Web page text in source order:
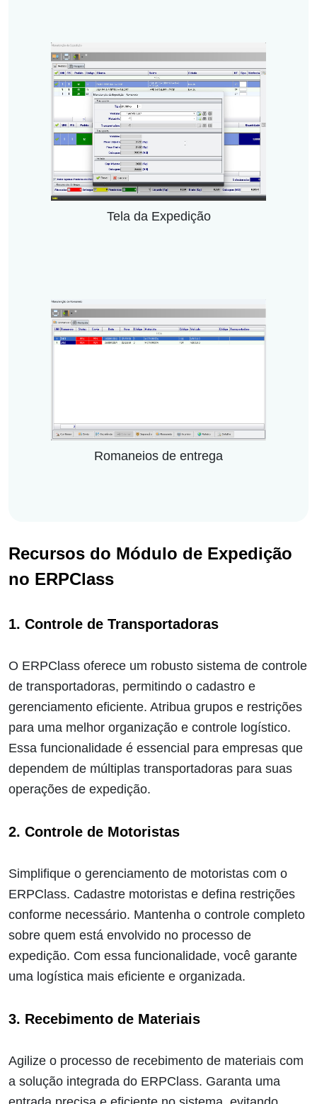
Tela da Expedição
Romaneios de entrega
Recursos do Módulo de Expedição
no ERPClass
1. Controle de Transportadoras
O ERPClass oferece um robusto sistema de controle
de transportadoras, permitindo o cadastro e
gerenciamento eficiente. Atribua grupos e restrições
para uma melhor organização e controle logístico.
Essa funcionalidade é essencial para empresas que
dependem de múltiplas transportadoras para suas
operações de expedição.
2. Controle de Motoristas
Simplifique o gerenciamento de motoristas com o
ERPClass. Cadastre motoristas e defina restrições
conforme necessário. Mantenha o controle completo
sobre quem está envolvido no processo de
expedição. Com essa funcionalidade, você garante
uma logística mais eficiente e organizada.
3. Recebimento de Materiais
Agilize o processo de recebimento de materiais com
a solução integrada do ERPClass. Garanta uma